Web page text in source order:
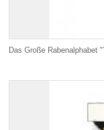
Das Große Rabenalphabet